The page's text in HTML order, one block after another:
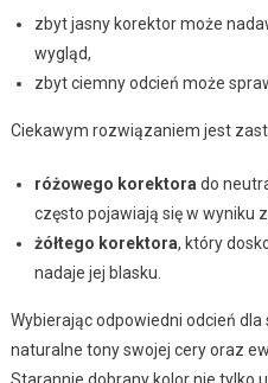
zbyt jasny korektor może
wygląd,
zbyt ciemny odcień może
Ciekawym rozwiązaniem jest
różowego korektora do
często pojawiają się w wyniku
żółtego korektora, który
nadaje jej blasku.
Wybierając odpowiedni odcień
naturalne tony swojej cery oraz
Starannie dobrany kolor nie tylko